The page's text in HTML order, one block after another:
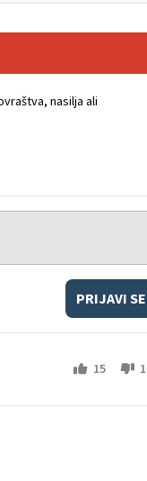
nasilja ali
PRIJAVI SE
15 1